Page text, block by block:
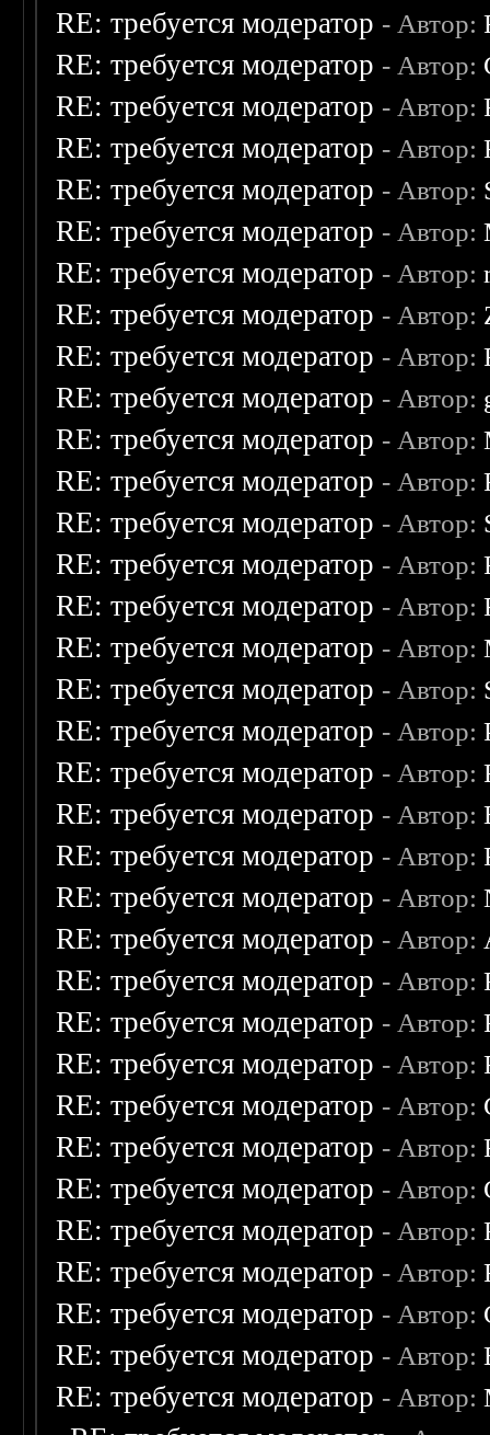
RE: требуется модератор - Автор:
RE: требуется модератор - Автор:
RE: требуется модератор - Автор:
RE: требуется модератор - Автор:
RE: требуется модератор - Автор:
RE: требуется модератор - Автор:
RE: требуется модератор - Автор:
RE: требуется модератор - Автор:
RE: требуется модератор - Автор:
RE: требуется модератор - Автор:
RE: требуется модератор - Автор:
RE: требуется модератор - Автор:
RE: требуется модератор - Автор:
RE: требуется модератор - Автор:
RE: требуется модератор - Автор:
RE: требуется модератор - Автор:
RE: требуется модератор - Автор:
RE: требуется модератор - Автор:
RE: требуется модератор - Автор:
RE: требуется модератор - Автор:
RE: требуется модератор - Автор:
RE: требуется модератор - Автор:
RE: требуется модератор - Автор:
RE: требуется модератор - Автор:
RE: требуется модератор - Автор:
RE: требуется модератор - Автор:
RE: требуется модератор - Автор:
RE: требуется модератор - Автор:
RE: требуется модератор - Автор:
RE: требуется модератор - Автор:
RE: требуется модератор - Автор:
RE: требуется модератор - Автор:
RE: требуется модератор - Автор:
RE: требуется модератор - Автор: